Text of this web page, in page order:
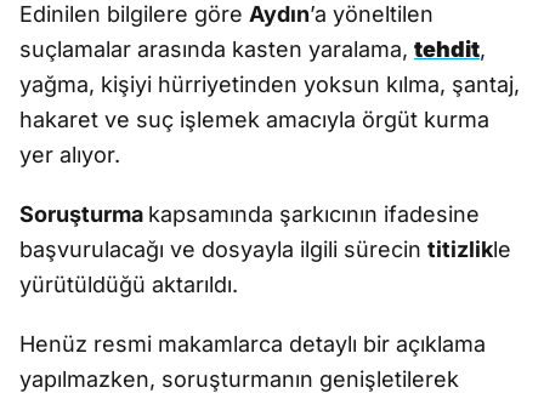
Edinilen bilgilere göre Aydın’a yöneltilen
suçlamalar arasında kasten yaralama, tehdit,
yağma, kişiyi hürriyetinden yoksun kılma, şantaj,
hakaret ve suç işlemek amacıyla örgüt kurma
yer alıyor.
Soruşturma kapsamında şarkıcının ifadesine
başvurulacağı ve dosyayla ilgili sürecin titizlikle
yürütüldüğü aktarıldı.
Henüz resmi makamlarca detaylı bir açıklama
yapılmazken, soruşturmanın genişletilerek